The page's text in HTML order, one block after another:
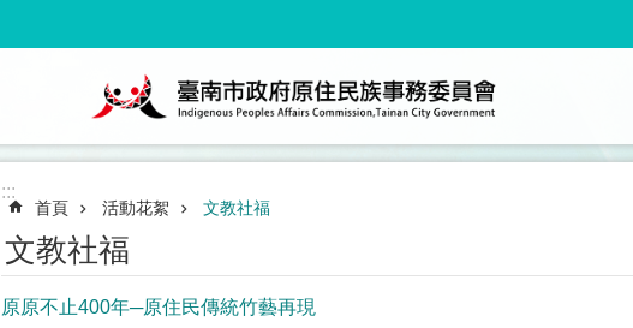
:::
首頁 活動花絮 文教社福
文教社福
原原不止400年─原住民傳統竹藝再現